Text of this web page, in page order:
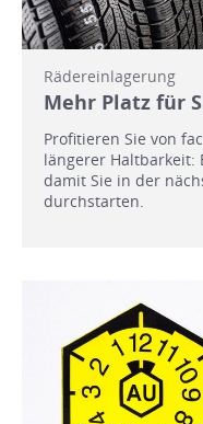
Rädereinlagerung
Mehr Platz für
Profitieren Sie von
längerer Haltbarkeit:
damit Sie in der
durchstarten.